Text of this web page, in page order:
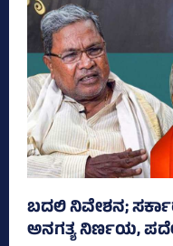
ಬದಲಿ ನಿವೇಶನ;
ಅನಗತ್ಯ ನಿರ್ಣಯ,